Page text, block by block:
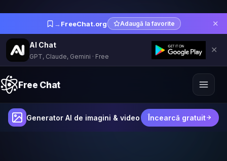
→ FreeChat.org Adaugă la favorite ✕
AI Chat
GPT, Claude, Gemini · Free
✕
Free Chat
Generator AI de imagini & video Încearcă gratuit